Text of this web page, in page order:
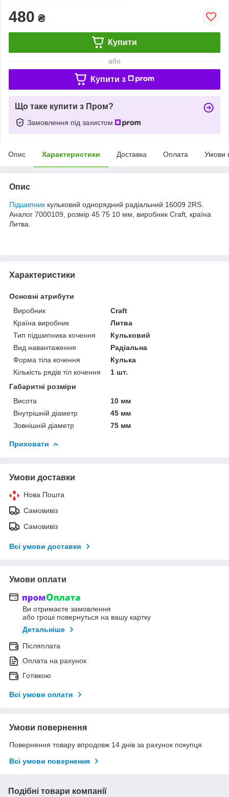
480 ₴
Купити
або
Купити з
Що таке купити з Пром?
Замовлення під захистом
Опис Характеристики Доставка Оплата Умови
Опис
Підшипник кульковий однорядний радіальний 16009 2RS.
Аналог 7000109, розмір 45 75 10 мм, виробник Craft, країна
Литва.
Характеристики
Основні атрибути
Виробник
Craft
Країна виробник
Литва
Тип підшипника кочення
Кульковий
Вид навантаження
Радіальна
Форма тіла кочення
Кулька
Кількість рядів тіл кочення
1 шт.
Габаритні розміри
Висота
10 мм
Внутрішній діаметр
45 мм
Зовнішній діаметр
75 мм
Приховати
Умови доставки
Нова Пошта
Самовивіз
Самовивіз
Всі умови доставки
Умови оплати
Ви отримаєте замовлення
або гроші повернуться на вашу картку
Детальніше
Післяплата
Оплата на рахунок
Готівкою
Всі умови оплати
Умови повернення
Повернення товару впродовж 14 днів за рахунок покупця
Всі умови повернення
Подібні товари компанії